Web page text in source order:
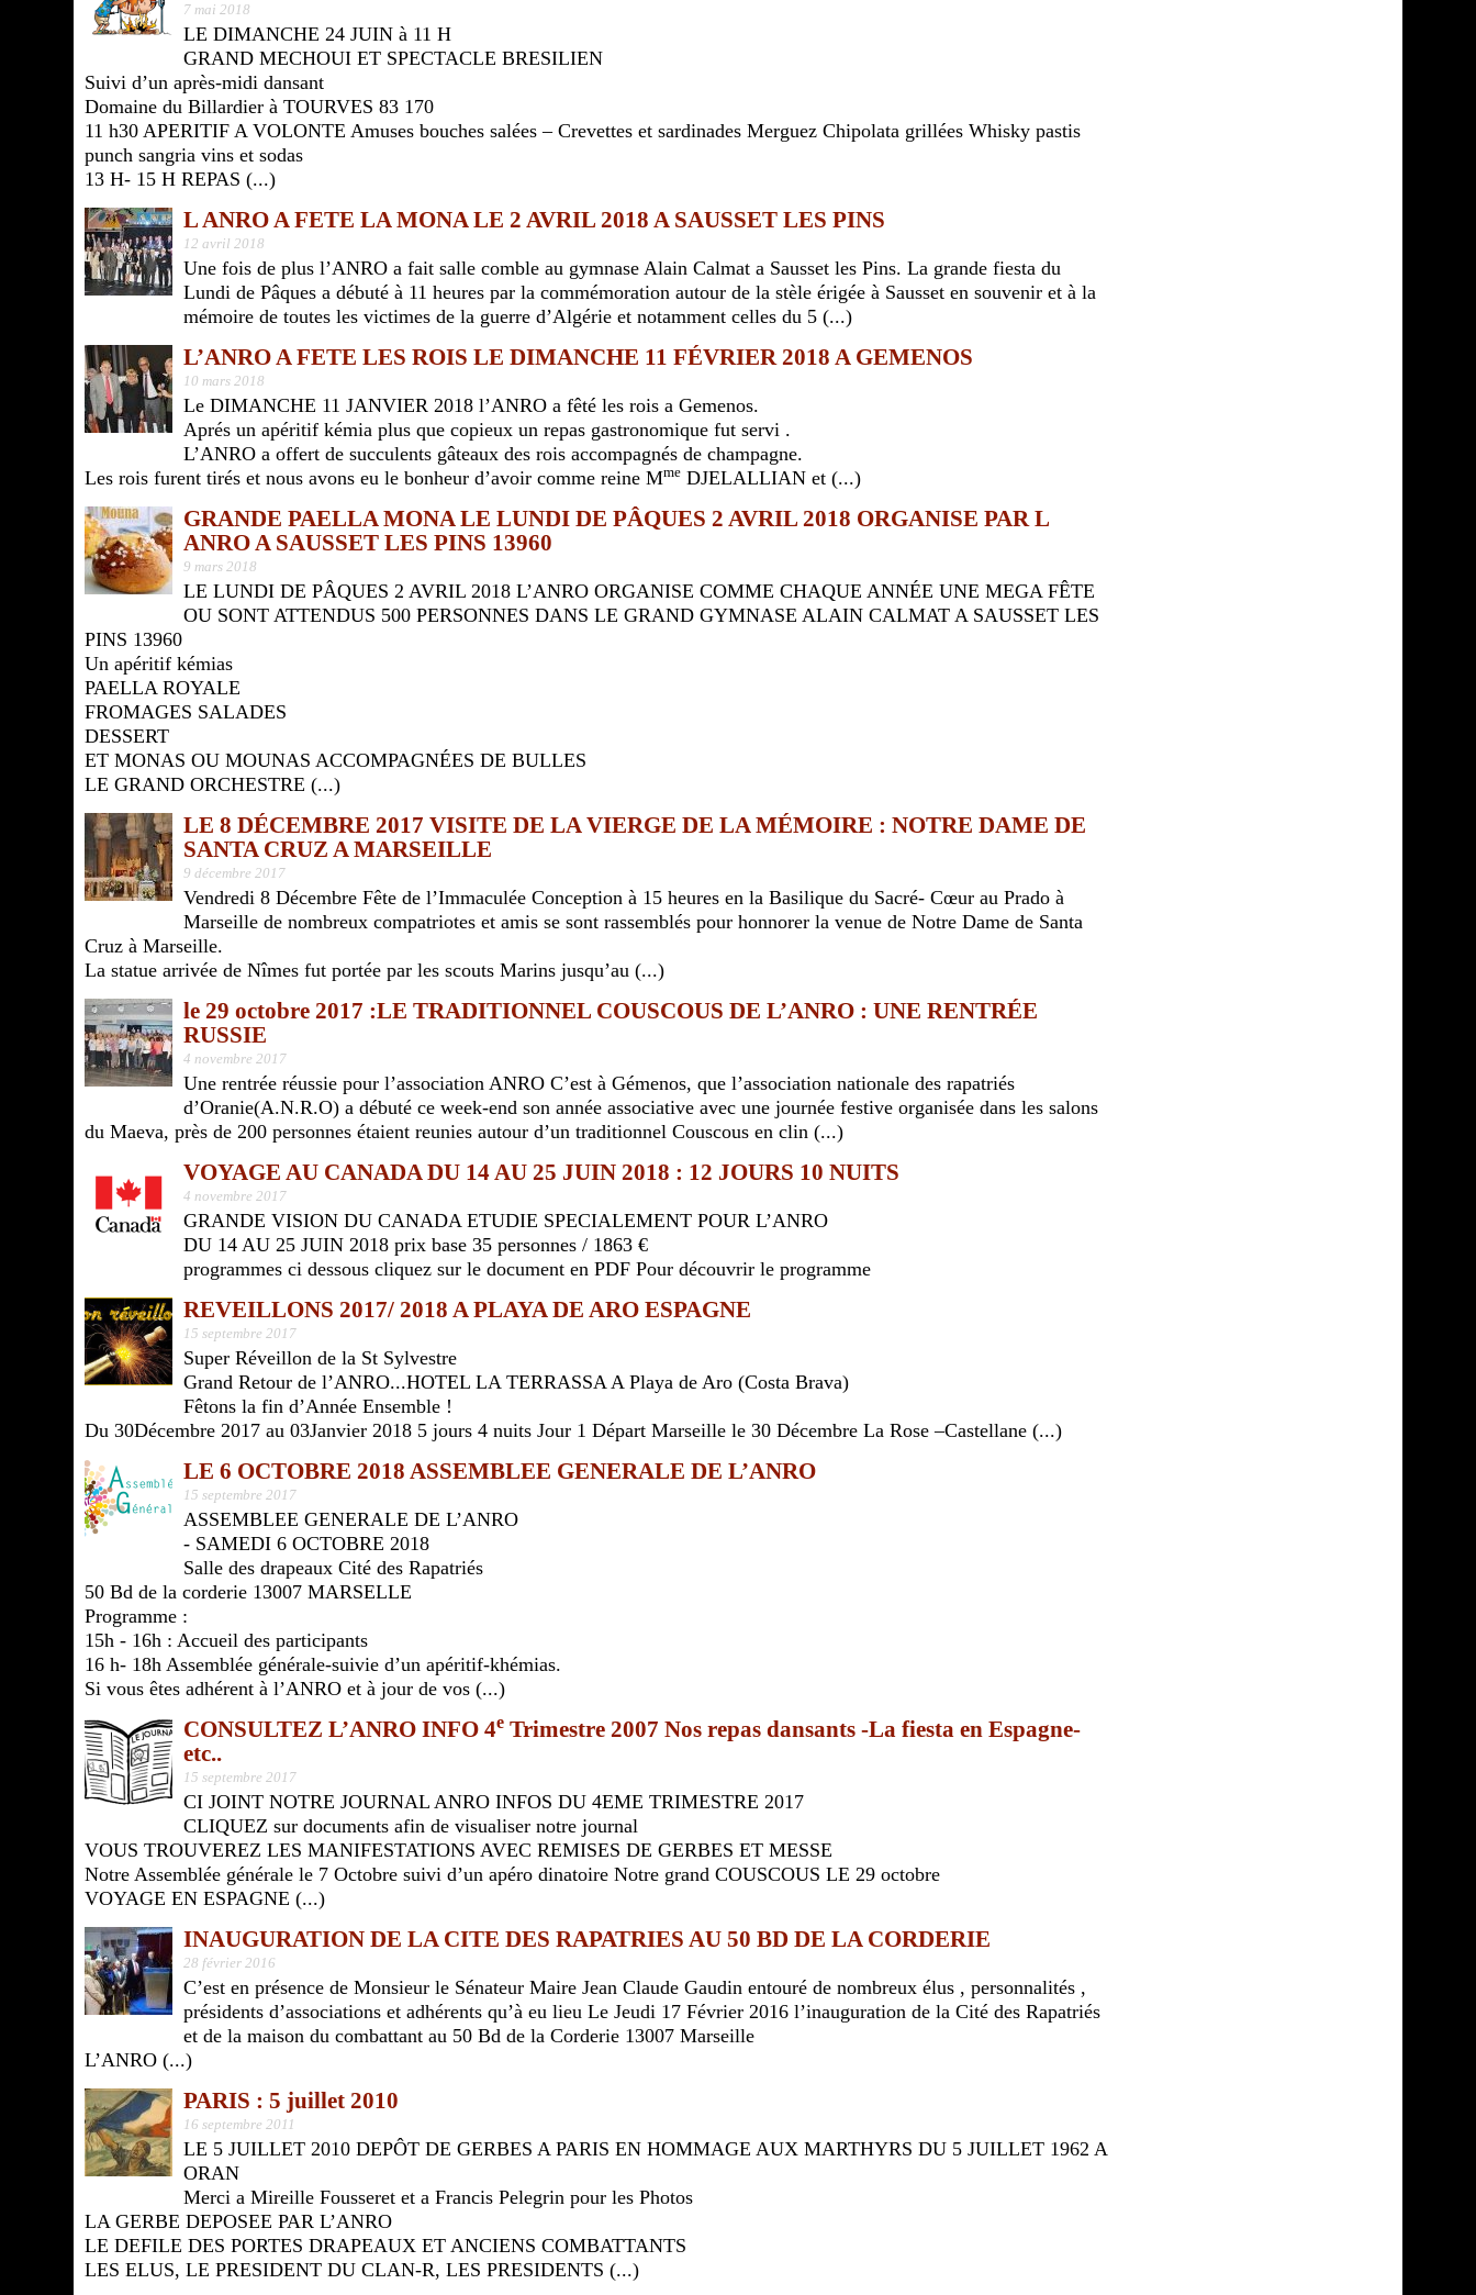
7 mai 2018
LE DIMANCHE 24 JUIN à 11 H
GRAND MECHOUI ET SPECTACLE BRESILIEN
Suivi d’un après-midi dansant
Domaine du Billardier à TOURVES 83 170
11 h30 APERITIF A VOLONTE Amuses bouches salées – Crevettes et sardinades Merguez Chipolata grillées Whisky pastis
punch sangria vins et sodas
13 H- 15 H REPAS (...)
L ANRO A FETE LA MONA LE 2 AVRIL 2018 A SAUSSET LES PINS
12 avril 2018
Une fois de plus l’ANRO a fait salle comble au gymnase Alain Calmat a Sausset les Pins. La grande fiesta du
Lundi de Pâques a débuté à 11 heures par la commémoration autour de la stèle érigée à Sausset en souvenir et à la
mémoire de toutes les victimes de la guerre d’Algérie et notamment celles du 5 (...)
L’ANRO A FETE LES ROIS LE DIMANCHE 11 FÉVRIER 2018 A GEMENOS
10 mars 2018
Le DIMANCHE 11 JANVIER 2018 l’ANRO a fêté les rois a Gemenos.
Aprés un apéritif kémia plus que copieux un repas gastronomique fut servi .
L’ANRO a offert de succulents gâteaux des rois accompagnés de champagne.
Les rois furent tirés et nous avons eu le bonheur d’avoir comme reine Mme DJELALLIAN et (...)
GRANDE PAELLA MONA LE LUNDI DE PÂQUES 2 AVRIL 2018 ORGANISE PAR L
ANRO A SAUSSET LES PINS 13960
9 mars 2018
LE LUNDI DE PÂQUES 2 AVRIL 2018 L’ANRO ORGANISE COMME CHAQUE ANNÉE UNE MEGA FÊTE
OU SONT ATTENDUS 500 PERSONNES DANS LE GRAND GYMNASE ALAIN CALMAT A SAUSSET LES
PINS 13960
Un apéritif kémias
PAELLA ROYALE
FROMAGES SALADES
DESSERT
ET MONAS OU MOUNAS ACCOMPAGNÉES DE BULLES
LE GRAND ORCHESTRE (...)
LE 8 DÉCEMBRE 2017 VISITE DE LA VIERGE DE LA MÉMOIRE : NOTRE DAME DE
SANTA CRUZ A MARSEILLE
9 décembre 2017
Vendredi 8 Décembre Fête de l’Immaculée Conception à 15 heures en la Basilique du Sacré- Cœur au Prado à
Marseille de nombreux compatriotes et amis se sont rassemblés pour honnorer la venue de Notre Dame de Santa
Cruz à Marseille.
La statue arrivée de Nîmes fut portée par les scouts Marins jusqu’au (...)
le 29 octobre 2017 :LE TRADITIONNEL COUSCOUS DE L’ANRO : UNE RENTRÉE
RUSSIE
4 novembre 2017
Une rentrée réussie pour l’association ANRO C’est à Gémenos, que l’association nationale des rapatriés
d’Oranie(A.N.R.O) a débuté ce week-end son année associative avec une journée festive organisée dans les salons
du Maeva, près de 200 personnes étaient reunies autour d’un traditionnel Couscous en clin (...)
VOYAGE AU CANADA DU 14 AU 25 JUIN 2018 : 12 JOURS 10 NUITS
4 novembre 2017
GRANDE VISION DU CANADA ETUDIE SPECIALEMENT POUR L’ANRO
DU 14 AU 25 JUIN 2018 prix base 35 personnes / 1863 €
programmes ci dessous cliquez sur le document en PDF Pour découvrir le programme
REVEILLONS 2017/ 2018 A PLAYA DE ARO ESPAGNE
15 septembre 2017
Super Réveillon de la St Sylvestre
Grand Retour de l’ANRO...HOTEL LA TERRASSA A Playa de Aro (Costa Brava)
Fêtons la fin d’Année Ensemble !
Du 30Décembre 2017 au 03Janvier 2018 5 jours 4 nuits Jour 1 Départ Marseille le 30 Décembre La Rose –Castellane (...)
LE 6 OCTOBRE 2018 ASSEMBLEE GENERALE DE L’ANRO
15 septembre 2017
ASSEMBLEE GENERALE DE L’ANRO
- SAMEDI 6 OCTOBRE 2018
Salle des drapeaux Cité des Rapatriés
50 Bd de la corderie 13007 MARSELLE
Programme :
15h - 16h : Accueil des participants
16 h- 18h Assemblée générale-suivie d’un apéritif-khémias.
Si vous êtes adhérent à l’ANRO et à jour de vos (...)
CONSULTEZ L’ANRO INFO 4e Trimestre 2007 Nos repas dansants -La fiesta en Espagne-
etc..
15 septembre 2017
CI JOINT NOTRE JOURNAL ANRO INFOS DU 4EME TRIMESTRE 2017
CLIQUEZ sur documents afin de visualiser notre journal
VOUS TROUVEREZ LES MANIFESTATIONS AVEC REMISES DE GERBES ET MESSE
Notre Assemblée générale le 7 Octobre suivi d’un apéro dinatoire Notre grand COUSCOUS LE 29 octobre
VOYAGE EN ESPAGNE (...)
INAUGURATION DE LA CITE DES RAPATRIES AU 50 BD DE LA CORDERIE
28 février 2016
C’est en présence de Monsieur le Sénateur Maire Jean Claude Gaudin entouré de nombreux élus , personnalités ,
présidents d’associations et adhérents qu’à eu lieu Le Jeudi 17 Février 2016 l’inauguration de la Cité des Rapatriés
et de la maison du combattant au 50 Bd de la Corderie 13007 Marseille
L’ANRO (...)
PARIS : 5 juillet 2010
16 septembre 2011
LE 5 JUILLET 2010 DEPÔT DE GERBES A PARIS EN HOMMAGE AUX MARTHYRS DU 5 JUILLET 1962 A
ORAN
Merci a Mireille Fousseret et a Francis Pelegrin pour les Photos
LA GERBE DEPOSEE PAR L’ANRO
LE DEFILE DES PORTES DRAPEAUX ET ANCIENS COMBATTANTS
LES ELUS, LE PRESIDENT DU CLAN-R, LES PRESIDENTS (...)